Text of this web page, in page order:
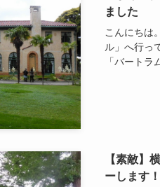
ました
こんにちは
ル」へ行っ
「バートラ
【素敵】
ーします！